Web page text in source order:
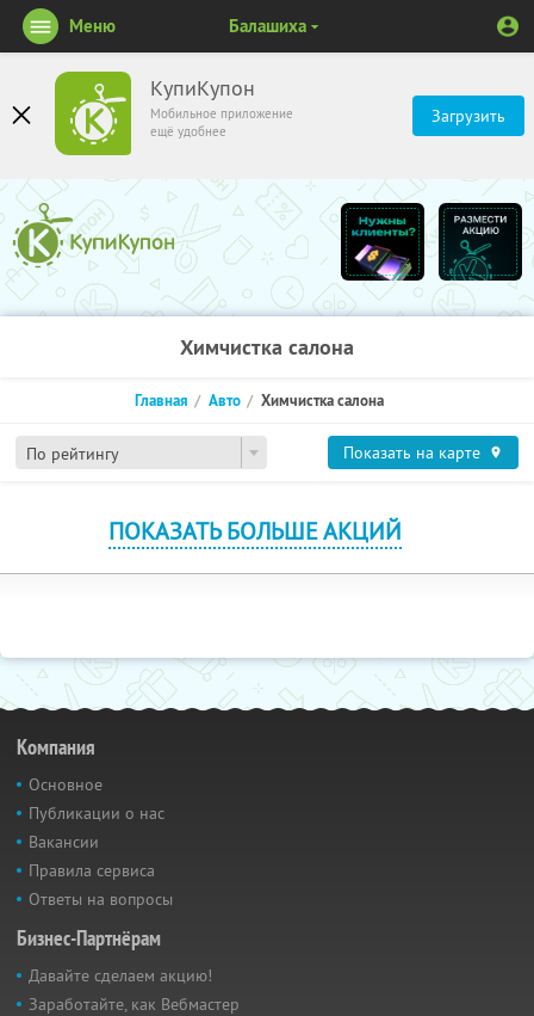
КупиКупон
Мобильное приложение
ещё удобнее
Загрузить
Меню Балашиха
Химчистка салона
По рейтингу
Главная Авто Химчистка салона
Показать на карте
ПОКАЗАТЬ БОЛЬШЕ АКЦИЙ
Компания
Основное
Публикации о нас
Вакансии
Правила сервиса
Ответы на вопросы
Бизнес-Партнёрам
Давайте сделаем акцию!
Заработайте, как Вебмастер